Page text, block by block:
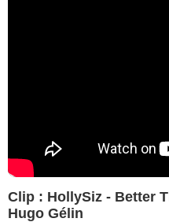
Clip : HollySiz - Better
Hugo Gélin